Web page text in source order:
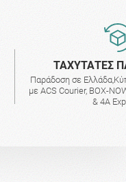
ΤΑΧΥΤΑΤΕΣ
Παράδοση σε
με ACS Courier, BOX-
& 4A